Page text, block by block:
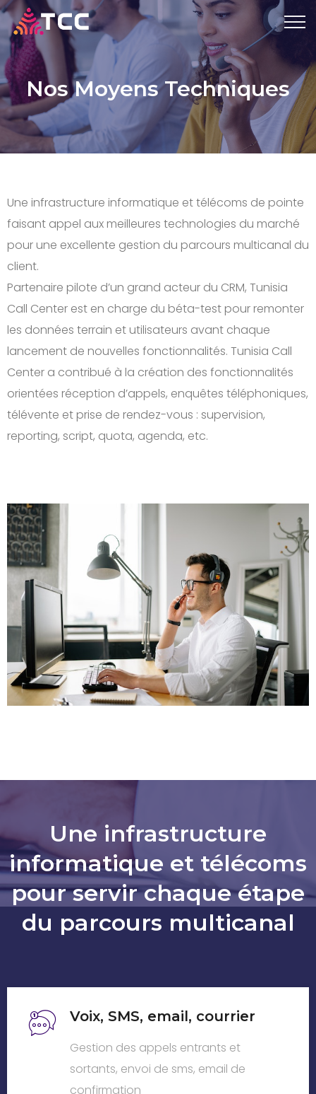
Nos Moyens Techniques
Une infrastructure informatique et télécoms de pointe
faisant appel aux meilleures technologies du marché
pour une excellente gestion du parcours multicanal du
client.
Partenaire pilote d’un grand acteur du CRM, Tunisia
Call Center est en charge du béta-test pour remonter
les données terrain et utilisateurs avant chaque
lancement de nouvelles fonctionnalités. Tunisia Call
Center a contribué à la création des fonctionnalités
orientées réception d’appels, enquêtes téléphoniques,
télévente et prise de rendez-vous : supervision,
reporting, script, quota, agenda, etc.
Une infrastructure
informatique et télécoms
pour servir chaque étape
du parcours multicanal
Voix, SMS, email, courrier
Gestion des appels entrants et
sortants, envoi de sms, email de
confirmation